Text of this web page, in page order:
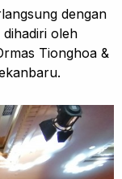
dengan
oleh
Tionghoa &